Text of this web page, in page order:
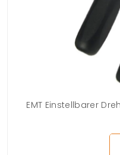
EMT Einstellbarer